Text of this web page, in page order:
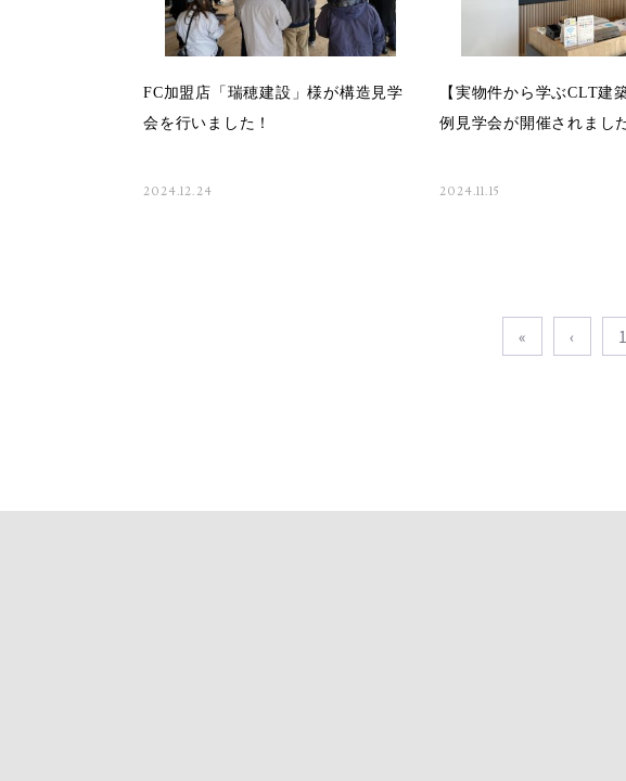
FC加盟店「瑞穂建設」様が構造見学
会を行いました！
2024.12.24
【実物件から学ぶCLT建
例見学会が開催されまし
2024.11.15
« ‹ 1